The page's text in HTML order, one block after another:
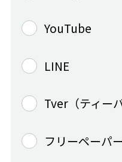
YouTube
LINE
Tver（ティーバ
フリーペーパ